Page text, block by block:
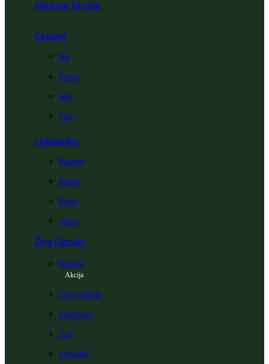
Ukrasno Drveće
Četinari
Bor
Smrča
Jela
Tisa
Listopadno
Bagrem
Bukva
Breza
Jasen
Živa Ograda
Fotinija
Akcija
Lovor Višnja
Ligustrum
Tuja
Leylandii